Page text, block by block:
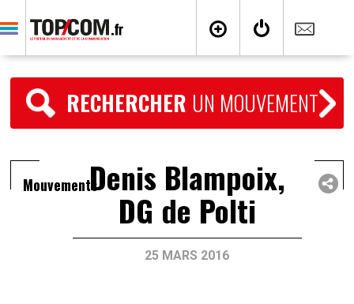
RECHERCHER UN MOUVEMENT
MouvementsDenis Blampoix,
DG de Polti
25 MARS 2016